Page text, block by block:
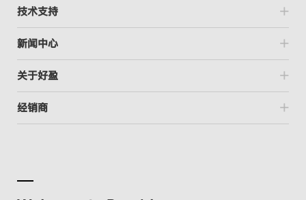
技术支持
新闻中心
关于好盈
经销商